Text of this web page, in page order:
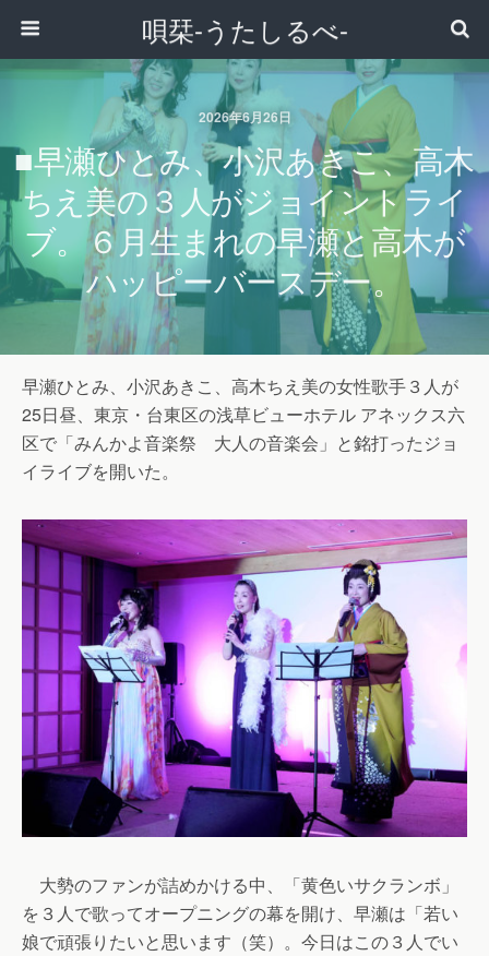
唄栞-うたしるべ-
2026年6月26日
■早瀬ひとみ、小沢あきこ、高木
ちえ美の３人がジョイントライ
ブ。６月生まれの早瀬と高木が
ハッピーバースデー。
早瀬ひとみ、小沢あきこ、高木ちえ美の女性歌手３人が
25日昼、東京・台東区の浅草ビューホテル アネックス六
区で「みんかよ音楽祭 大人の音楽会」と銘打ったジョ
イライブを開いた。
大勢のファンが詰めかける中、「黄色いサクランボ」
を３人で歌ってオープニングの幕を開け、早瀬は「若い
娘で頑張りたいと思います（笑）。今日はこの３人でい